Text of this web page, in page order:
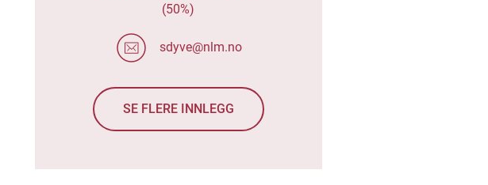
(50%)
sdyve@nlm.no
SE FLERE INNLEGG